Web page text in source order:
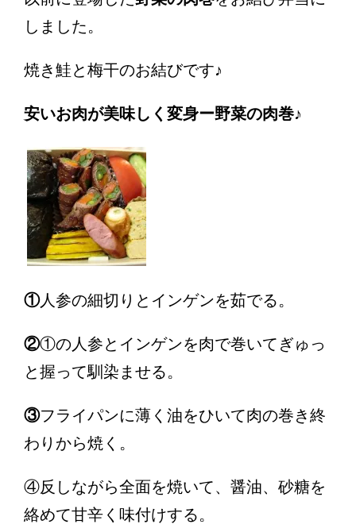
しました。
焼き鮭と梅干のお結びです♪
安いお肉が美味しく変身ー野菜の肉巻♪
①人参の細切りとインゲンを茹でる。
②①の人参とインゲンを肉で巻いてぎゅっ
と握って馴染ませる。
③フライパンに薄く油をひいて肉の巻き終
わりから焼く。
④反しながら全面を焼いて、醤油、砂糖を
絡めて甘辛く味付けする。